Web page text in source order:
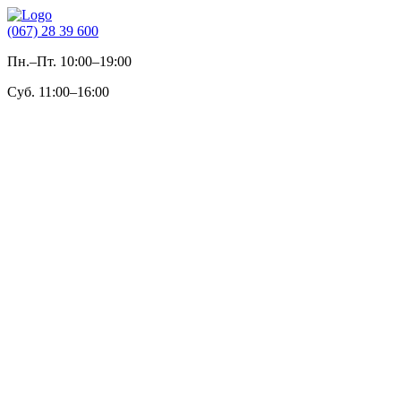
(067) 28 39 600
Пн.–Пт. 10:00–19:00
Суб. 11:00–16:00